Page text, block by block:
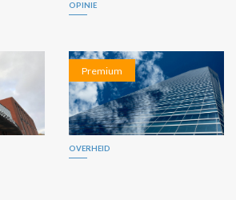
OPINIE
Premium
OVERHEID